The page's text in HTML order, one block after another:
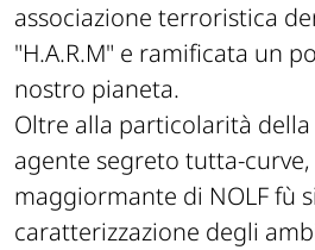
associazione terroristica
"H.A.R.M" e ramificata un
nostro pianeta.
Oltre alla particolarità
agente segreto tutta-
maggiormante di NOLF fù
caratterizzazione degli